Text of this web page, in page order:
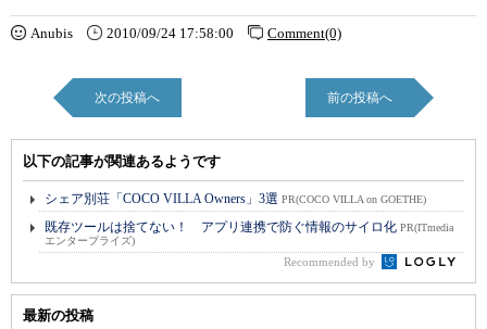
Anubis 2010/09/24 17:58:00 Comment(0)
次の投稿へ 前の投稿へ
以下の記事が関連あるようです
シェア別荘「COCO VILLA Owners」3選 PR(COCO VILLA on GOETHE)
既存ツールは捨てない！ アプリ連携で防ぐ情報のサイロ化 PR(ITmedia
エンタープライズ)
Recommended by
最新の投稿